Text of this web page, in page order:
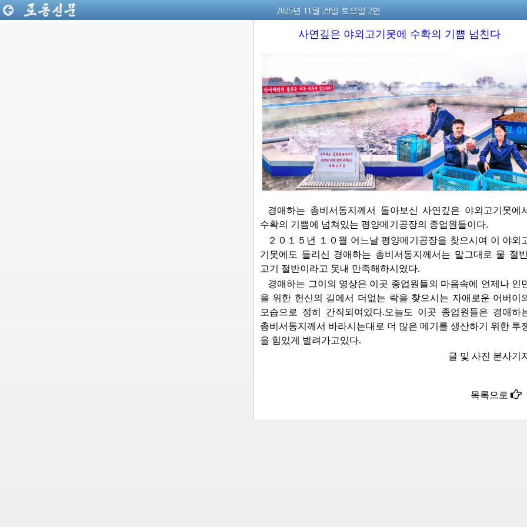
2025년 11월 29일 토요일 2면
사연깊은 야외고기못에 수확의 기쁨 넘친다
경애하는 총비서동지께서
돌아보신 사연깊은 야외고기못에
수확의 기쁨에 넘쳐있는 평양메기공장의 종업원들이다.
２０１５년 １０월 어느날 평양메기공장을 찾으시여 이 야외
기못에도 들리신 경애하는 총비서동지께서는 말그대로 물 절
고기 절반이라고 못내 만족해하시였다.
경애하는 그이의 영상은 이곳 종업원들의 마음속에 언제나 인
을 위한 헌신의 길에서 더없는 락을 찾으시는 자애로운 어버이
모습으로 정히 간직되여있다.오늘도 이곳 종업원들은 경애하
총비서동지께서 바라시는대로 더 많은 메기를 생산하기 위한 투
을 힘있게 벌려가고있다.
글 및 사진 본사기
목록으로